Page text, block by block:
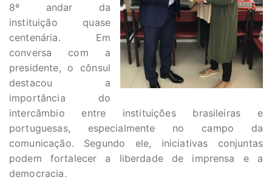
8º andar da
instituição quase
centenária. Em
conversa com a
presidente, o cônsul
destacou a
importância do
intercâmbio entre instituições brasileiras e
portuguesas, especialmente no campo da
comunicação. Segundo ele, iniciativas conjuntas
podem fortalecer a liberdade de imprensa e a
democracia.